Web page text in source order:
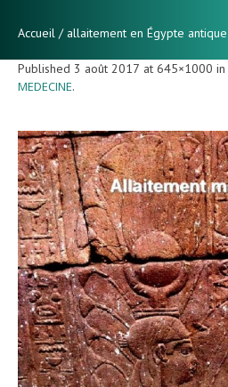
Accueil / allaitement en Égypte antique
Published 3 août 2017 at 645×1000 in
MEDECINE.